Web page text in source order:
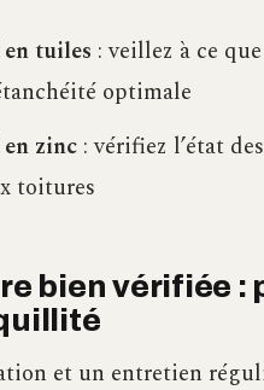
tuiles : veillez à ce
optimale
zinc: vérifiez l’état
toitures
bien vérifiée :
et un entretien